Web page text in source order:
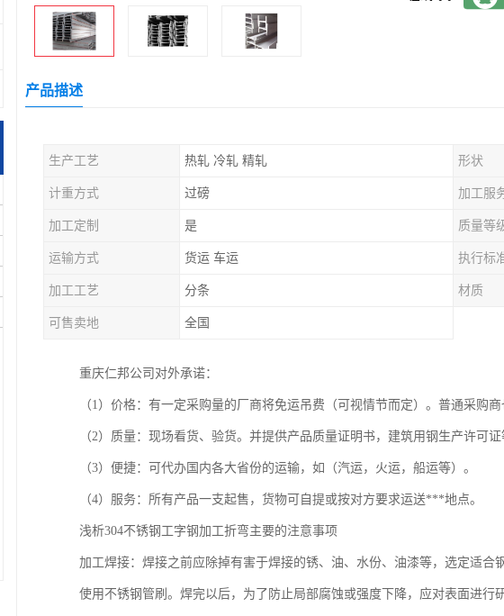
产品描述
生产工艺 热轧 冷轧 精轧 形状
计重方式 过磅 加工服
加工定制 是 质量等
运输方式 货运 车运 执行标
加工工艺 分条 材质
可售卖地 全国
重庆仁邦公司对外承诺：
（1）价格：有一定采购量的厂商将免运吊费（可视情节而定）。普通采购
（2）质量：现场看货、验货。并提供产品质量证明书，建筑用钢生产许可证
（3）便捷：可代办国内各大省份的运输，如（汽运，火运，船运等）。
（4）服务：所有产品一支起售，货物可自提或按对方要求运送***地点。
浅析304不锈钢工字钢加工折弯主要的注意事项
加工焊接：焊接之前应除掉有害于焊接的锈、油、水份、油漆等，选定适
使用不锈钢管刷。焊完以后，为了防止局部腐蚀或强度下降，应对表面进行